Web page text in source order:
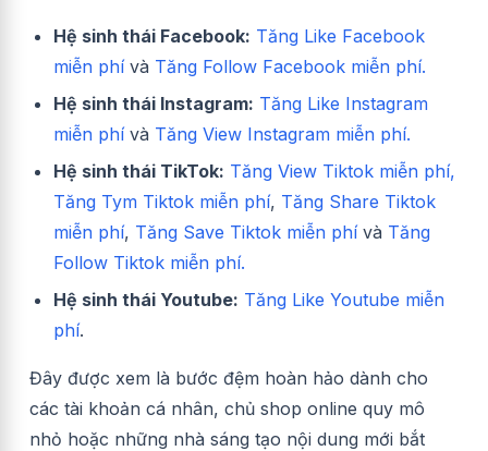
Hệ sinh thái Facebook: Tăng Like Facebook
miễn phívà Tăng Follow Facebook miễn phí.
Hệ sinh thái Instagram: Tăng Like Instagram
miễn phívà Tăng View Instagram miễn phí.
Hệ sinh thái TikTok: Tăng View Tiktok miễn phí,
Tăng Tym Tiktok miễn phí, Tăng Share Tiktok
miễn phí, Tăng Save Tiktok miễn phívà Tăng
Follow Tiktok miễn phí.
Hệ sinh thái Youtube: Tăng Like Youtube miễn
phí.
Đây được xem là bước đệm hoàn hảo dành cho
các tài khoản cá nhân, chủ shop online quy mô
nhỏ hoặc những nhà sáng tạo nội dung mới bắt